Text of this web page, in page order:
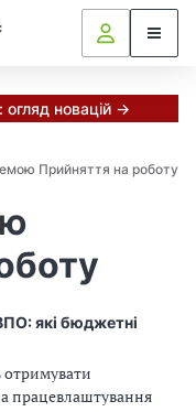
новацій →
Прийняття на роботу
які бюджетні
отримувати
працевлаштування